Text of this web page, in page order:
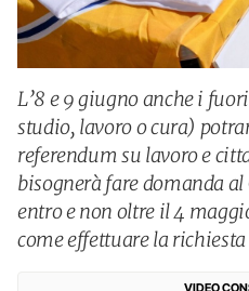
L’8 e 9 giugno anche i
studio, lavoro o cura)
referendum su lavoro e
bisognerà fare domanda
entro e non oltre il 4
come effettuare la richiesta
VIDEO